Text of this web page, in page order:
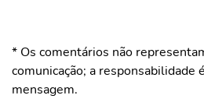
* Os comentários não
comunicação; a responsabilidade
mensagem.